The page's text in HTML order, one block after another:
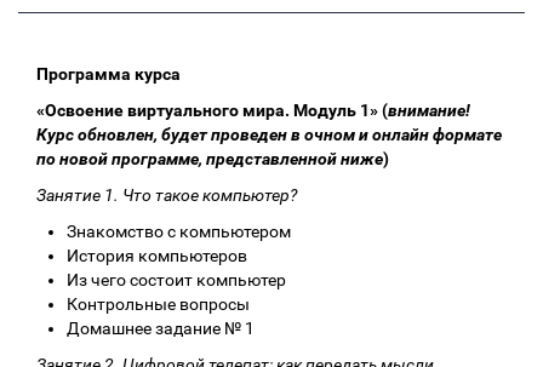
Программа курса
«Освоение виртуального мира. Модуль 1» (внимание!
Курс обновлен, будет проведен в очном и онлайн формате
по новой программе, представленной ниже)
Занятие 1. Что такое компьютер?
Знакомство с компьютером
История компьютеров
Из чего состоит компьютер
Контрольные вопросы
Домашнее задание № 1